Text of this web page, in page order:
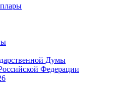
Думы
Федерации